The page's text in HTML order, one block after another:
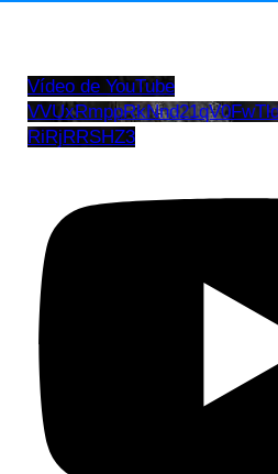
Vídeo de YouTube
RiRjRRSHZ3